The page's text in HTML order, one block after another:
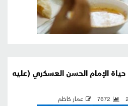
الإمام الحسن العسكري (عليه
7672 عمار كاظم